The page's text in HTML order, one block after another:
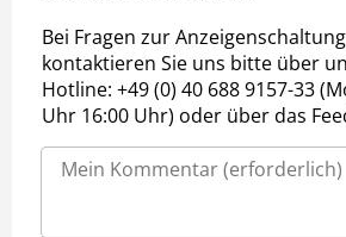
Bei Fragen zur
kontaktieren Sie uns bitte über
Hotline: +49 (0) 40 688 9157-33
Uhr 16:00 Uhr) oder über das